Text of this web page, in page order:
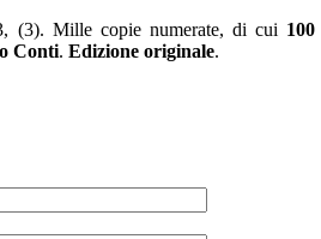
(3). Mille copie numerate, di cui 100
Conti. Edizione originale.